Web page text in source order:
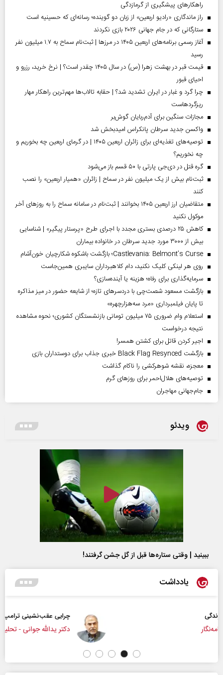
راهکارهای پیشگیری از گرمازدگی
راز ماندگاری «رادیو اربعین» از زبان دو گوینده؛ رسانه‌ای که حسینیه است
ستارگانی که در جام جهانی ۲۰۲۶ بازی نکردند
آغاز رسمی برنامه‌های اربعین ۱۴۰۵ در مرز‌ها | ثبت‌نام سماح به ۱.۷ میلیون نفر
رسید
قیمت قبر در بهشت زهرا (س) در سال ۱۴۰۵ چقدر است؟ | نرخ خرید، رزرو و
احیای قبور
چرا گرد و غبار در ایران تشدید شد؟ | حقابه تالاب‌ها مهم‌ترین راهکار مهار
ریزگردهاست
مجازات سنگین برای آدم‌ربایان گوش‌بر
واکسن جدید سرطان پانکراس امیدبخش شد
توصیه‌های تغذیه‌ای برای زائران اربعین ۱۴۰۵ | در گرمای اربعین چه بخوریم و
چه نخوریم؟
گره قتل در دی‌جی پارتی با ۵۰ قسم باز می‌شود
ثبت‌نام بیش از یک میلیون نفر در سماح | زائران «همیار اربعین» را نصب
کنند
متقاضیان ارز اربعین ۱۴۰۵ بخوانند | ثبت‌نام در سامانه سماح را به روز‌های آخر
موکول نکنید
کاهش ۲۵ درصدی بستری مجدد با اجرای طرح «پرستار پیگیر» | شناسایی
بیش از ۳۰۰۰ مورد جدید سرطان در خانواده بیماران
Castlevania: Belmont’s Curse؛ بازگشت باشکوه شکارچیان خون‌آشام
روی هر لینکی کلیک نکنید، دام کلاهبرداران سایبری همین‌جاست
سرمایه‌گذاری برای رفاه؛ هزینه یا آینده‌سازی؟
بازگشت مسعود شصت‌چی با دردسر‌های تازه؛ از شایعه حضور در میز مذاکره
تا پایان فیلمبرداری «مرد سه‌هزارچهره»
استعلام وام ضروری ۷۵ میلیون تومانی بازنشستگان کشوری؛ نحوه مشاهده
نتیجه درخواست
اجیر کردن قاتل برای کشتن همسر!
بازگشت Black Flag Resynced خبری جذاب برای دوستداران بازی
معجزه، نقشه شوهرکشی را ناکام گذاشت
توصیه‌های هلال‌احمر برای روز‌های گرم
جام‌جهانی مهاجران
ویدئو
ببینید | وقتی ستاره‌ها قبل از گل جشن گرفتند!
یادداشت
چرایی عقب‌نشینی ترامپ؟
دکتر یدالله جوانی - تحلیلگر مسائل سیاسی